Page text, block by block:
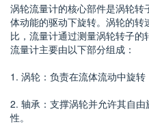
涡轮流量计的核心部件是涡轮
体动能的驱动下旋转。涡轮的
比，流量计通过测量涡轮转子
流量计主要由以下部分组成：
1. 涡轮：负责在流体流动中旋转
2. 轴承：支撑涡轮并允许其自
性。